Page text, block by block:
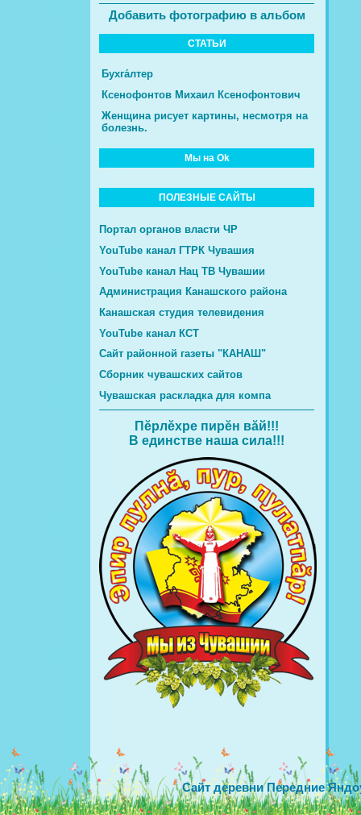
Добавить фотографию в альбом
СТАТЬИ
Бухга́лтер
Ксенофонтов Михаил Ксенофонтович
Женщина рисует картины, несмотря на
болезнь.
Мы на Ok
ПОЛЕЗНЫЕ САЙТЫ
Портал органов власти ЧР
YouTube канал ГТРК Чувашия
YouTube канал Нац ТВ Чувашии
Администрация Канашского района
Канашская студия телевидения
YouTube канал КСТ
Сайт районной газеты "КАНАШ"
Сборник чувашских сайтов
Чувашская раскладка для компа
Пĕрлĕхре пирĕн вăй!!!
В единстве наша сила!!!
Сайт деревни Передние